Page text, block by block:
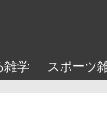
雑学 スポーツ